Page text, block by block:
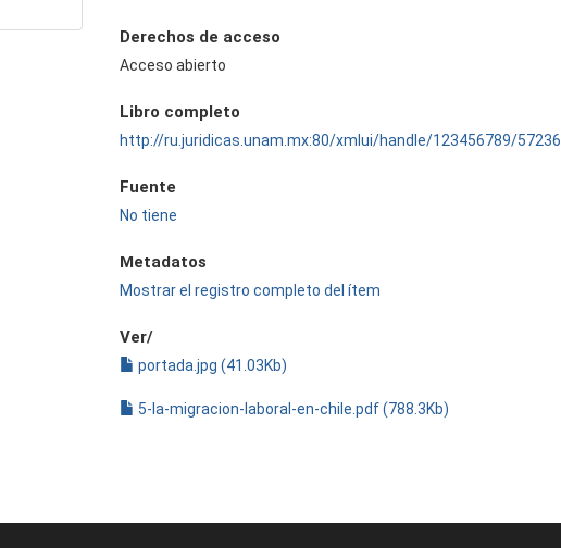
Derechos de acceso
Acceso abierto
Libro completo
http://ru.juridicas.unam.mx:80/xmlui/handle/123456789/57236
Fuente
No tiene
Metadatos
Mostrar el registro completo del ítem
Ver/
portada.jpg (41.03Kb)
5-la-migracion-laboral-en-chile.pdf (788.3Kb)